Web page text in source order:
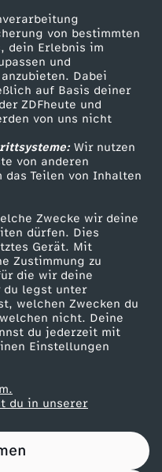
von bestimmten
dein Erlebnis im
und
Dabei
auf Basis deiner
ZDFheute und
von uns nicht
Wir nutzen
von anderen
Teilen von Inhalten
Zwecke wir deine
dürfen. Dies
Gerät. Mit
Zustimmung zu
die wir deine
du legst unter
welchen Zwecken du
nicht. Deine
du jederzeit mit
Einstellungen
du in unserer